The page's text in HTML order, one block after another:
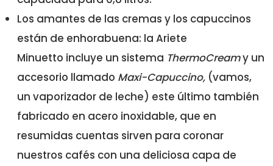
Los amantes de las cremas y los capuccinos
están de enhorabuena: la Ariete
Minuetto incluye un sistema ThermoCreamy un
accesorio llamado Maxi-Capuccino, (vamos,
un vaporizador de leche) este último también
fabricado en acero inoxidable, que en
resumidas cuentas sirven para coronar
nuestros cafés con una deliciosa capa de